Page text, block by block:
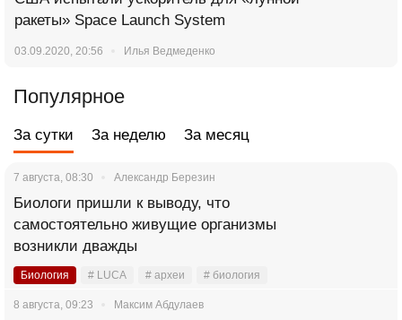
ракеты» Space Launch System
03.09.2020, 20:56 Илья Ведмеденко
Популярное
За сутки За неделю За месяц
7 августа, 08:30 Александр Березин
Биологи пришли к выводу, что
самостоятельно живущие организмы
возникли дважды
Биология # LUCA # археи # биология
8 августа, 09:23 Максим Абдулаев